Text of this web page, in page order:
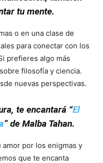
tu mente.
o en una clase de
para conectar con los
prefieres algo más
filosofía y ciencia.
nuevas perspectivas.
te encantará “El
” de Malba Tahan.
por los enigmas y
que te encanta